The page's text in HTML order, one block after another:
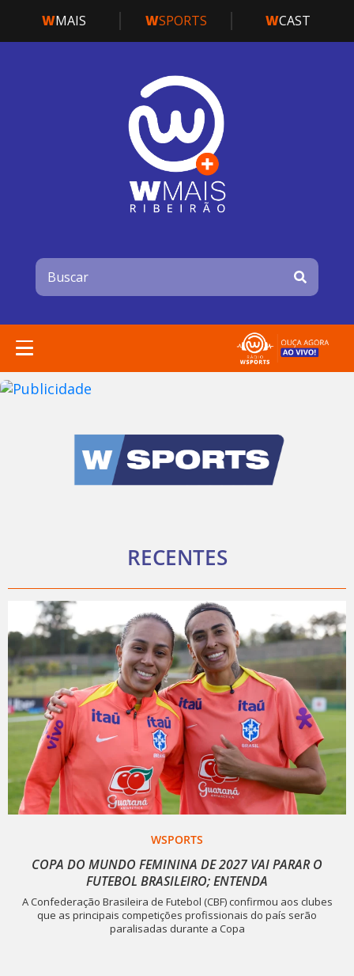
WMAIS WSPORTS WCAST
RECENTES
WSPORTS
COPA DO MUNDO FEMININA DE 2027 VAI PARAR O
FUTEBOL BRASILEIRO; ENTENDA
A Confederação Brasileira de Futebol (CBF) confirmou aos clubes
que as principais competições profissionais do país serão
paralisadas durante a Copa